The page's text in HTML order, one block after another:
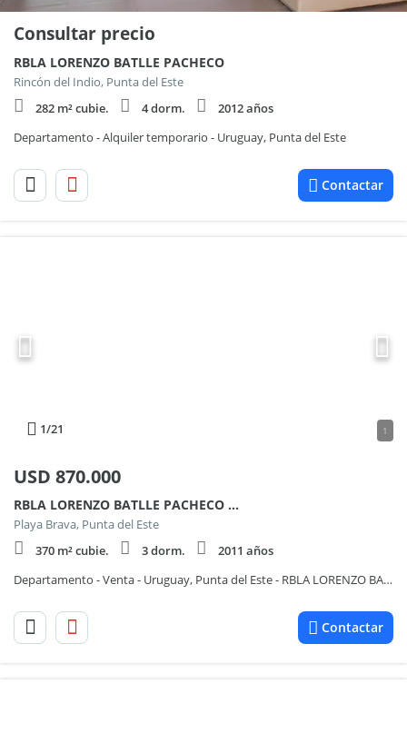
Consultar precio
RBLA LORENZO BATLLE PACHECO
Rincón del Indio, Punta del Este
282 m² cubie.
4 dorm.
2012 años
Departamento - Alquiler temporario - Uruguay, Punta del Este
Contactar
1/21 1
USD 870.000
RBLA LORENZO BATLLE PACHECO 100, Piso 17
Playa Brava, Punta del Este
370 m² cubie.
3 dorm.
2011 años
Departamento - Venta - Uruguay, Punta del Este - RBLA LORENZO BATLLE PACHECO 1
Contactar